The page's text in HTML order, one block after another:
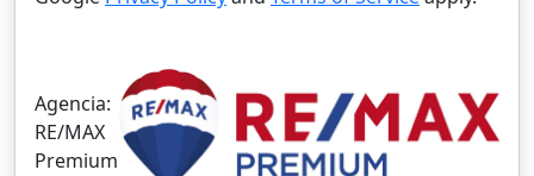
Agencia:
RE/MAX
Premium